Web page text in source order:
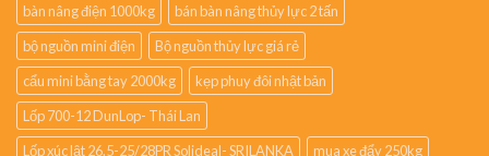
bàn nâng điện 1000kg
bán bàn nâng thủy lực 2 tấn
bộ nguồn mini điện
Bộ nguồn thủy lực giá rẻ
cẩu mini bằng tay 2000kg
kẹp phuy đôi nhật bản
Lốp 700-12 DunLop- Thái Lan
Lốp xúc lật 26.5-25/28PR Solideal- SRILANKA
mua xe đẩy 250kg